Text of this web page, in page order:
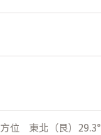
方位 東北（艮）29.3°